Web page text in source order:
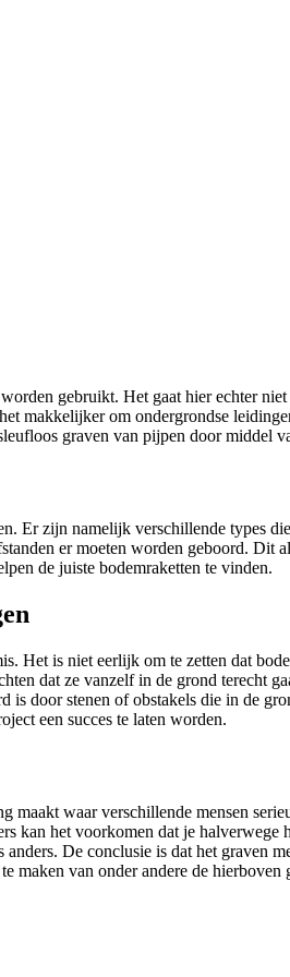
gebruikt. Het gaat hier echter
om ondergrondse
graven van pijpen door middel
Er zijn namelijk verschillende types
er moeten worden geboord. Dit
de juiste bodemraketten te vinden.
Het is niet eerlijk om te zetten dat
dat ze vanzelf in de grond terecht
door stenen of obstakels die in de
een succes te laten worden.
waar verschillende mensen
kan het voorkomen dat je
De conclusie is dat het graven
van onder andere de hierboven